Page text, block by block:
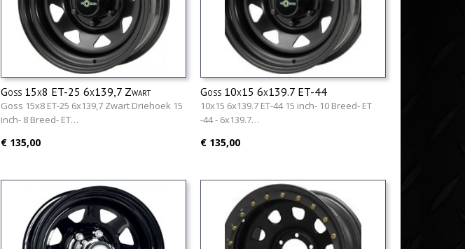
Goss 15x8 ET-25 6x139,7 Zwart
Driehoek
Goss 15x8 ET-25 6x139,7 Zwart Driehoek 15
inch- 8 Breed- ET…
€ 135,00
Goss 10x15 6x139.7 ET-44
10x15 6x139.7 ET-44 15 inch- 10 Breed- ET
-44 - 6x139.7…
€ 135,00